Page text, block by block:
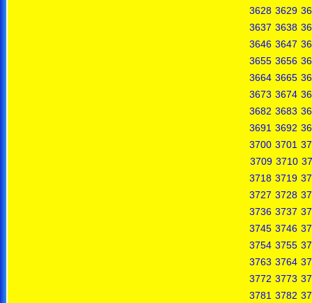
3628 3629
3637 3638
3646 3647
3655 3656
3664 3665
3673 3674
3682 3683
3691 3692
3700 3701
3709 3710
3718 3719
3727 3728
3736 3737
3745 3746
3754 3755
3763 3764
3772 3773
3781 3782